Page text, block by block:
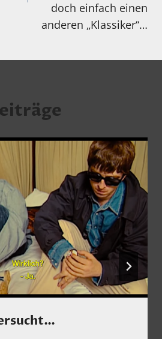
doch einfach einen
anderen „Klassiker“…